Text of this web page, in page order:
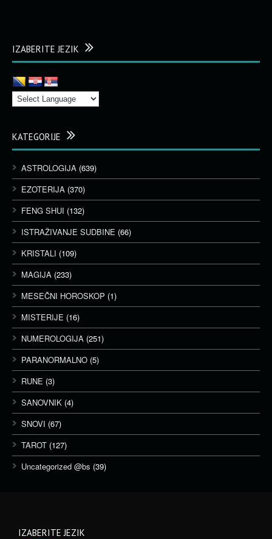
IZABERITE JEZIK
KATEGORIJE
ASTROLOGIJA (639)
EZOTERIJA (370)
FENG SHUI (132)
ISTRAŽIVANJE SUDBINE (66)
KRISTALI (109)
MAGIJA (233)
MESEČNI HOROSKOP (1)
MISTERIJE (16)
NUMEROLOGIJA (251)
PARANORMALNO (5)
RUNE (3)
SANOVNIK (4)
SNOVI (67)
TAROT (127)
Uncategorized @bs (39)
IZABERITE JEZIK